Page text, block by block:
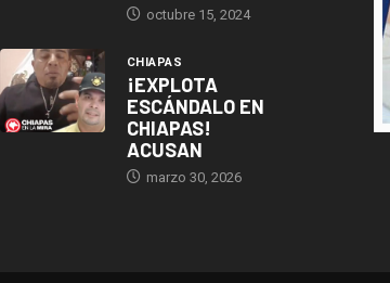
octubre 15, 2024
CHIAPAS
¡EXPLOTA
ESCÁNDALO EN
CHIAPAS!
ACUSAN
marzo 30, 2026